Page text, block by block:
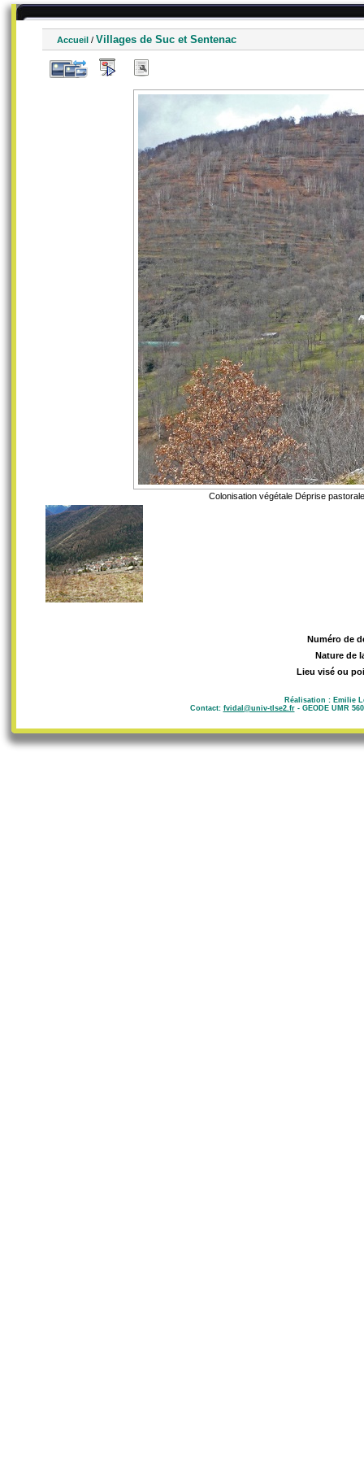
Accueil / Villages de Suc et Sentenac
Colonisation végétale Déprise
Numéro de
Nature de
Lieu visé ou
Réalisation : Emilie
Contact: fvidal@univ-tlse2.fr- GEODE UMR